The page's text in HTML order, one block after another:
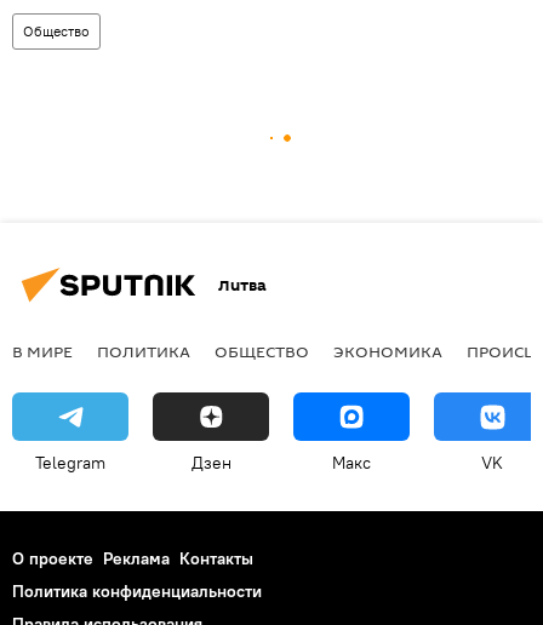
Общество
Литва
В МИРЕ ПОЛИТИКА ОБЩЕСТВО ЭКОНОМИКА
Telegram Дзен Макс VK
О проекте Реклама Контакты
Политика конфиденциальности